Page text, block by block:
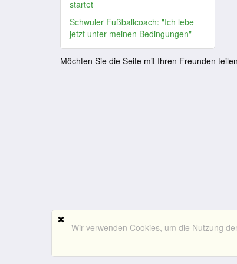
startet
Schwuler Fußballcoach: "Ich lebe
jetzt unter meinen Bedingungen"
Möchten Sie die Seite mit Ihren Freunden
Wir verwenden Cookies, um die Nutzung